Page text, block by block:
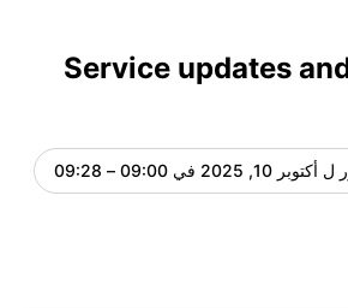
Service updates
ل أكتوبر 10, 2025 في 09:00 – 09:28 UTC